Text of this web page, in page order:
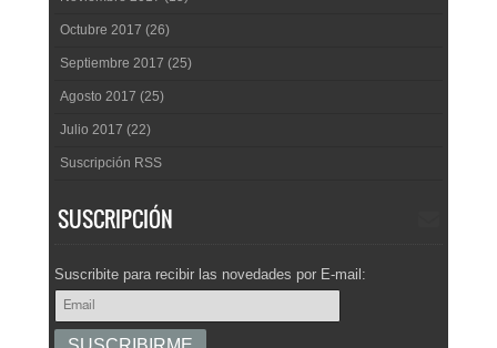
Octubre 2017 (26)
Septiembre 2017 (25)
Agosto 2017 (25)
Julio 2017 (22)
Suscripción RSS
SUSCRIPCIÓN
Suscribite para recibir las novedades por E-mail: